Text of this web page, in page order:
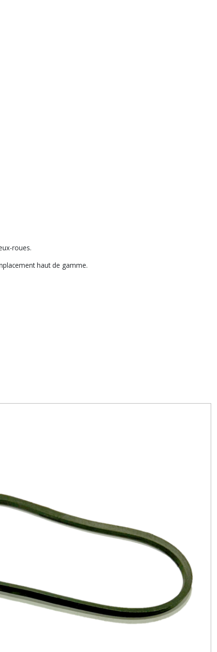
roues.
haut de gamme.